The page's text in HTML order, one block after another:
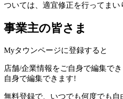
ついては、適宜修正を行ってまい
事業主の皆さま
Myタウンページに登録すると
店舗/企業情報をご自身で編集で
自身で編集できます!
無料登録で、いつでも何度でも自